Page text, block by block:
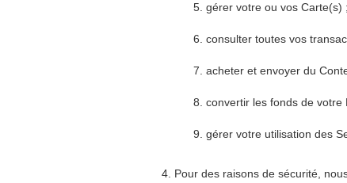
gérer votre ou vos Carte(s) ;
consulter toutes vos
acheter et envoyer du
convertir les fonds de
gérer votre utilisation des
Pour des raisons de sécurité,